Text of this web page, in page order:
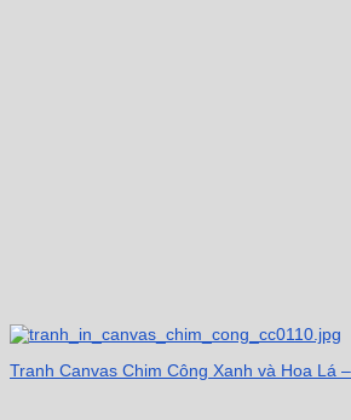
Tranh Canvas Chim Công Xanh và Hoa Lá